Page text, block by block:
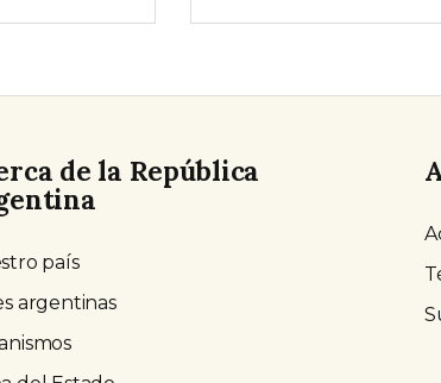
de la República
país
argentinas